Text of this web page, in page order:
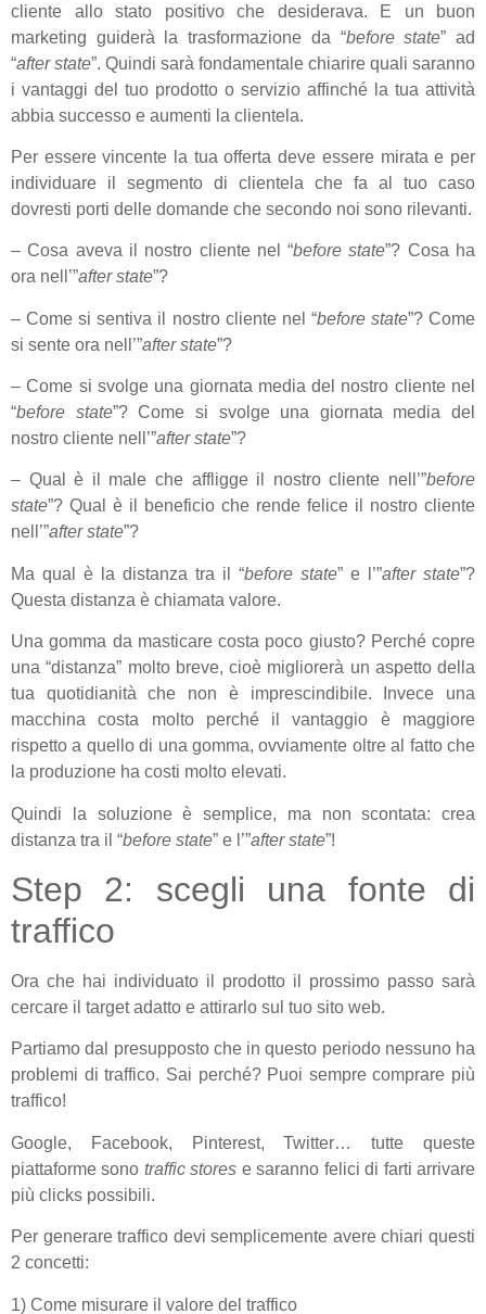
cliente allo stato positivo che desiderava. E un buon
marketing guiderà la trasformazione da “before state” ad
“after state”. Quindi sarà fondamentale chiarire quali saranno
i vantaggi del tuo prodotto o servizio affinché la tua attività
abbia successo e aumenti la clientela.
Per essere vincente la tua offerta deve essere mirata e per
individuare il segmento di clientela che fa al tuo caso
dovresti porti delle domande che secondo noi sono rilevanti.
– Cosa aveva il nostro cliente nel “before state”? Cosa ha
ora nell’”after state”?
– Come si sentiva il nostro cliente nel “before state”? Come
si sente ora nell’”after state”?
– Come si svolge una giornata media del nostro cliente nel
“before state”? Come si svolge una giornata media del
nostro cliente nell’”after state”?
– Qual è il male che affligge il nostro cliente nell’”before
state”? Qual è il beneficio che rende felice il nostro cliente
nell’”after state”?
Ma qual è la distanza tra il “before state” e l’”after state”?
Questa distanza è chiamata valore.
Una gomma da masticare costa poco giusto? Perché copre
una “distanza” molto breve, cioè migliorerà un aspetto della
tua quotidianità che non è imprescindibile. Invece una
macchina costa molto perché il vantaggio è maggiore
rispetto a quello di una gomma, ovviamente oltre al fatto che
la produzione ha costi molto elevati.
Quindi la soluzione è semplice, ma non scontata: crea
distanza tra il “before state” e l’”after state”!
Step 2: scegli una fonte di
traffico
Ora che hai individuato il prodotto il prossimo passo sarà
cercare il target adatto e attirarlo sul tuo sito web.
Partiamo dal presupposto che in questo periodo nessuno ha
problemi di traffico. Sai perché? Puoi sempre comprare più
traffico!
Google, Facebook, Pinterest, Twitter… tutte queste
piattaforme sono traffic stores e saranno felici di farti arrivare
più clicks possibili.
Per generare traffico devi semplicemente avere chiari questi
2 concetti:
1) Come misurare il valore del traffico